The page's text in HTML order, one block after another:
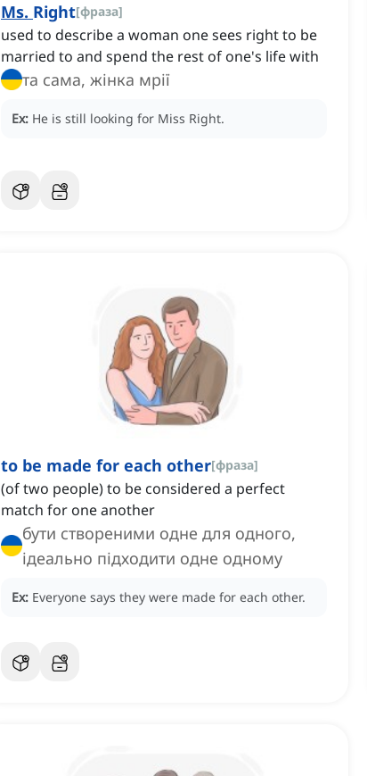
Ms. Right[фраза]
used to describe a woman one sees right to be
married to and spend the rest of one's life with
та сама, жінка мрії
Ex: He is still looking for Miss Right.
to be made for each other[фраза]
(of two people) to be considered a perfect
match for one another
бути створеними одне для одного,
ідеально підходити одне одному
Ex: Everyone says they were made for each other.